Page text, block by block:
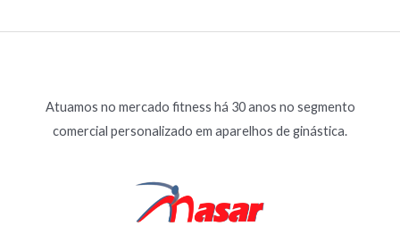
Atuamos no mercado fitness há 30 anos no segmento
comercial personalizado em aparelhos de ginástica.